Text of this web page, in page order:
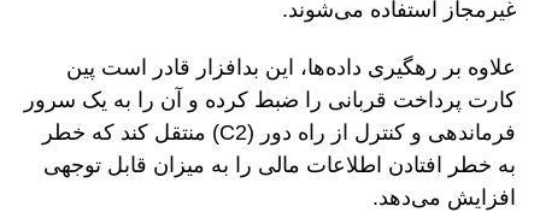
غیرمجاز استفاده می‌شوند.
علاوه بر رهگیری داده‌ها، این بدافزار قادر است پین
کارت پرداخت قربانی را ضبط کرده و آن را به یک سرور
فرماندهی و کنترل از راه دور (C2) منتقل کند که خطر
به خطر افتادن اطلاعات مالی را به میزان قابل توجهی
افزایش می‌دهد.